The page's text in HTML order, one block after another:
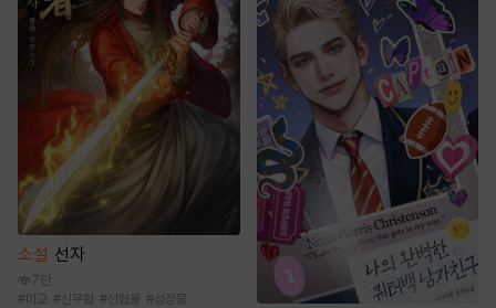
소설 선자
7만
#마교 #신무협 #선협물 #성장물